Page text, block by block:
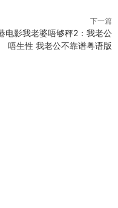
下一篇
电影我老婆唔够秤2：我老公
唔生性 我老公不靠谱粤语版